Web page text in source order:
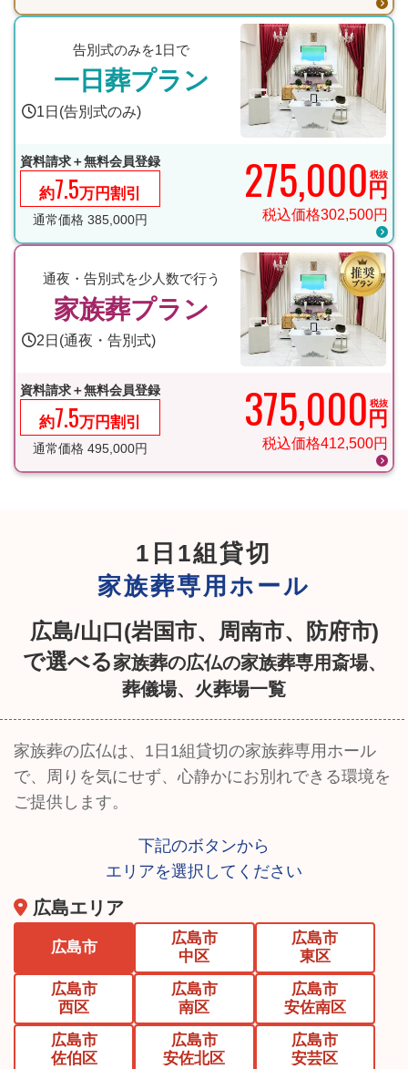
告別式のみを1日で
一日葬プラン
1日(告別式のみ)
資料請求＋無料会員登録
約7.5万円割引
通常価格 385,000円
275,000 円
税抜
税込価格302,500円
通夜・告別式を少人数で行う
家族葬プラン
2日(通夜・告別式)
資料請求＋無料会員登録
約7.5万円割引
通常価格 495,000円
375,000 円
税抜
税込価格412,500円
1日1組貸切
家族葬専用ホール
広島/山口(岩国市、周南市、防府市)
で選べる家族葬の広仏の家族葬専用斎場、
葬儀場、火葬場一覧
家族葬の広仏は、1日1組貸切の家族葬専用ホール
で、周りを気にせず、 心静かにお別れできる環境を
ご提供します。
下記のボタンから
エリアを選択してください
広島エリア
広島市
広島市
中区
広島市
東区
広島市
西区
広島市
南区
広島市
安佐南区
広島市
佐伯区
広島市
安佐北区
広島市
安芸区